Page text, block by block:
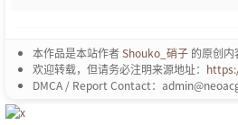
本作品是本站作者Shouko_硝子 的原创
欢迎转载，但请务必注明来源地址：
DMCA / Report Contact：